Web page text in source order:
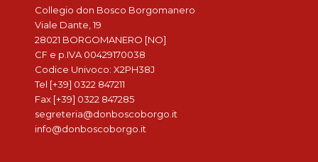
Collegio don Bosco Borgomanero
Viale Dante, 19
28021 BORGOMANERO [NO]
CF e p.IVA 00429170038
Codice Univoco: X2PH38J
Tel [+39] 0322 847211
Fax [+39] 0322 847285
segreteria@donboscoborgo.it
info@donboscoborgo.it